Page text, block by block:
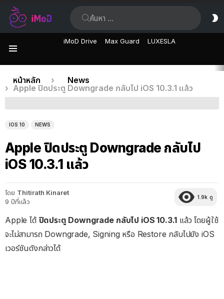
iMoD Drive Max Guard LUXESLA
เรื่อง
ล่าสุด
คุณอยู่ที่นี่:
หน้าหลัก
News
Apple ปิดประตู Downgrade กลับไป iOS 10.3.1 แล้ว
IOS 10 NEWS
Apple ปิดประตู Downgrade กลับไป
iOS 10.3.1 แล้ว
โดย Thitirath Kinaret
9 ปีที่แล้ว
1.9k ดู
Apple ได้ ปิดประตู Downgrade กลับไป iOS 10.3.1 แล้ว โดยผู้ใช้
จะไม่สามารถ Downgrade, Signing หรือ Restore กลับไปยัง iOS
เวอร์ชันดังกล่าวได้